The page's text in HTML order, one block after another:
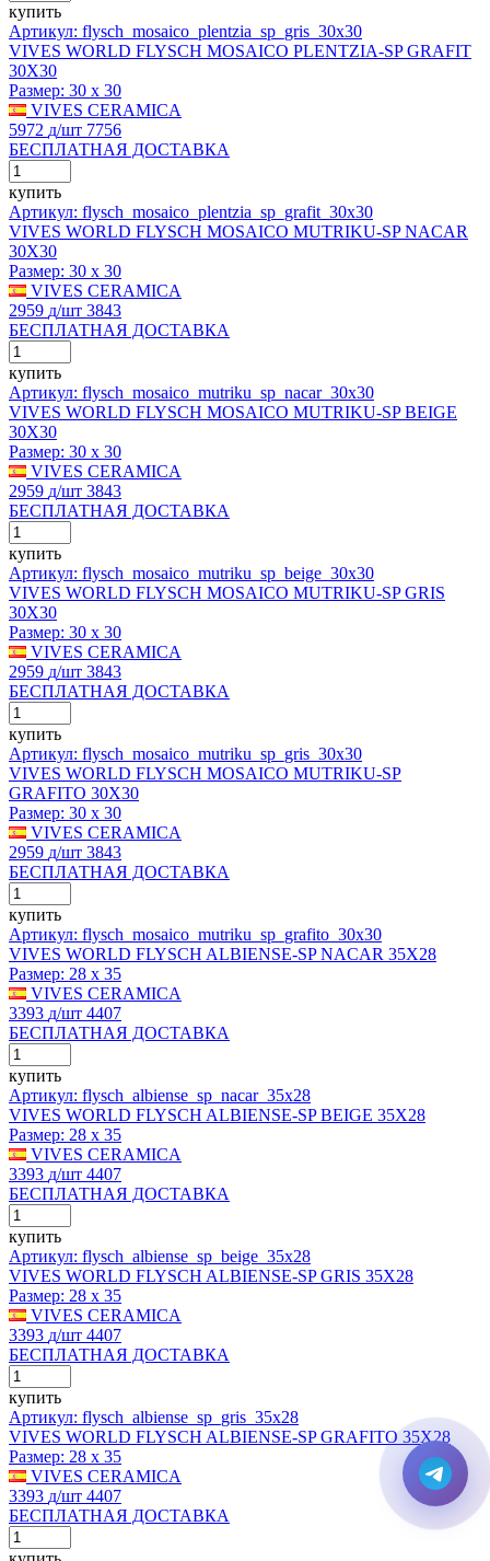
купить
Артикул: flysch_mosaico_plentzia_sp_gris_30x30
VIVES WORLD FLYSCH MOSAICO PLENTZIA-SP GRAFIT
30X30
Размер: 30 x 30
VIVES CERAMICA
5972 д/шт 7756
БЕСПЛАТНАЯ ДОСТАВКА
купить
Артикул: flysch_mosaico_plentzia_sp_grafit_30x30
VIVES WORLD FLYSCH MOSAICO MUTRIKU-SP NACAR
30X30
Размер: 30 x 30
VIVES CERAMICA
2959 д/шт 3843
БЕСПЛАТНАЯ ДОСТАВКА
купить
Артикул: flysch_mosaico_mutriku_sp_nacar_30x30
VIVES WORLD FLYSCH MOSAICO MUTRIKU-SP BEIGE
30X30
Размер: 30 x 30
VIVES CERAMICA
2959 д/шт 3843
БЕСПЛАТНАЯ ДОСТАВКА
купить
Артикул: flysch_mosaico_mutriku_sp_beige_30x30
VIVES WORLD FLYSCH MOSAICO MUTRIKU-SP GRIS
30X30
Размер: 30 x 30
VIVES CERAMICA
2959 д/шт 3843
БЕСПЛАТНАЯ ДОСТАВКА
купить
Артикул: flysch_mosaico_mutriku_sp_gris_30x30
VIVES WORLD FLYSCH MOSAICO MUTRIKU-SP
GRAFITO 30X30
Размер: 30 x 30
VIVES CERAMICA
2959 д/шт 3843
БЕСПЛАТНАЯ ДОСТАВКА
купить
Артикул: flysch_mosaico_mutriku_sp_grafito_30x30
VIVES WORLD FLYSCH ALBIENSE-SP NACAR 35X28
Размер: 28 x 35
VIVES CERAMICA
3393 д/шт 4407
БЕСПЛАТНАЯ ДОСТАВКА
купить
Артикул: flysch_albiense_sp_nacar_35x28
VIVES WORLD FLYSCH ALBIENSE-SP BEIGE 35X28
Размер: 28 x 35
VIVES CERAMICA
3393 д/шт 4407
БЕСПЛАТНАЯ ДОСТАВКА
купить
Артикул: flysch_albiense_sp_beige_35x28
VIVES WORLD FLYSCH ALBIENSE-SP GRIS 35X28
Размер: 28 x 35
VIVES CERAMICA
3393 д/шт 4407
БЕСПЛАТНАЯ ДОСТАВКА
купить
Артикул: flysch_albiense_sp_gris_35x28
VIVES WORLD FLYSCH ALBIENSE-SP GRAFITO 35X28
Размер: 28 x 35
VIVES CERAMICA
3393 д/шт 4407
БЕСПЛАТНАЯ ДОСТАВКА